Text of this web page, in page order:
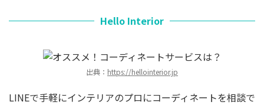
Hello Interior
出典： https://hellointerior.jp
LINEで手軽にインテリアのプロにコーディネートを相談で